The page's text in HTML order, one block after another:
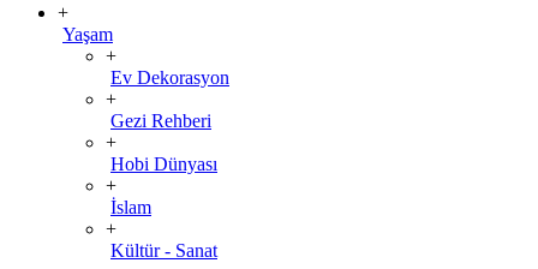
+
Yaşam
+
Ev Dekorasyon
+
Gezi Rehberi
+
Hobi Dünyası
+
İslam
+
Kültür - Sanat